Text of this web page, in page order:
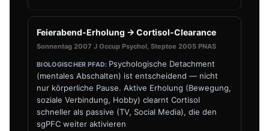
Feierabend-Erholung → Cortisol-Clearance
Sonnentag 2007 J Occup Psychol, Steptoe 2005 PNAS
Psychologische Detachment
(mentales Abschalten) ist entscheidend — nicht
nur körperliche Pause. Aktive Erholung (Bewegung,
soziale Verbindung, Hobby) clearnt Cortisol
schneller als passive (TV, Social Media), die den
sgPFC weiter aktivieren